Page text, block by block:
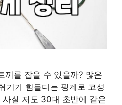
끼를 잡을 수 있을까? 많은
기가 힘들다는 핑계로 코성
사실 저도 30대 초반에 같은